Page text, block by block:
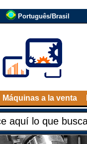
Português/Brasil
Máquinas a la venta